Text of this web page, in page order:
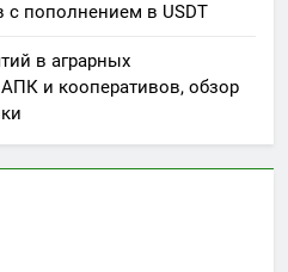
с пополнением в USDT
в аграрных
и кооперативов, обзор